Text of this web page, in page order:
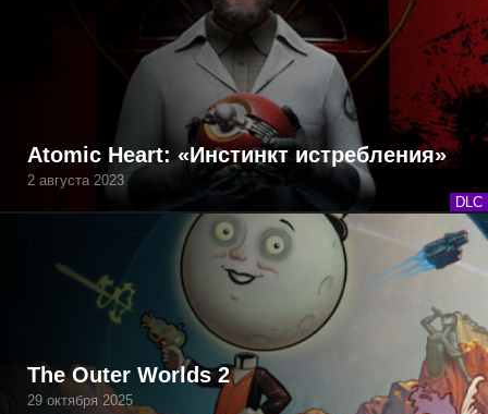
DLC
Atomic Heart: «Инстинкт истребления»
2 августа 2023
The Outer Worlds 2
29 октября 2025